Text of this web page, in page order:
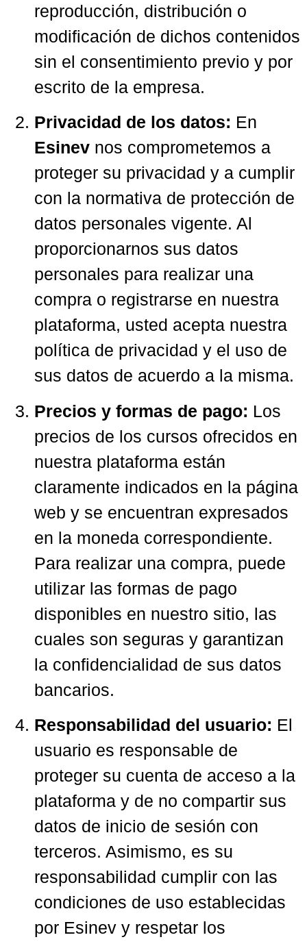
reproducción, distribución o
modificación de dichos contenidos
sin el consentimiento previo y por
escrito de la empresa.
Privacidad de los datos: En
Esinev nos comprometemos a
proteger su privacidad y a cumplir
con la normativa de protección de
datos personales vigente. Al
proporcionarnos sus datos
personales para realizar una
compra o registrarse en nuestra
plataforma, usted acepta nuestra
política de privacidad y el uso de
sus datos de acuerdo a la misma.
Precios y formas de pago: Los
precios de los cursos ofrecidos en
nuestra plataforma están
claramente indicados en la página
web y se encuentran expresados
en la moneda correspondiente.
Para realizar una compra, puede
utilizar las formas de pago
disponibles en nuestro sitio, las
cuales son seguras y garantizan
la confidencialidad de sus datos
bancarios.
Responsabilidad del usuario: El
usuario es responsable de
proteger su cuenta de acceso a la
plataforma y de no compartir sus
datos de inicio de sesión con
terceros. Asimismo, es su
responsabilidad cumplir con las
condiciones de uso establecidas
por Esinev y respetar los